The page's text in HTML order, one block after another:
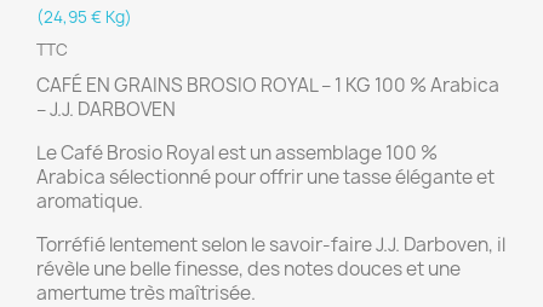
(24,95 € Kg)
TTC
CAFÉ EN GRAINS BROSIO ROYAL – 1 KG 100 % Arabica
– J.J. DARBOVEN
Le Café Brosio Royal est un assemblage 100 %
Arabica sélectionné pour offrir une tasse élégante et
aromatique.
Torréfié lentement selon le savoir-faire J.J. Darboven, il
révèle une belle finesse, des notes douces et une
amertume très maîtrisée.